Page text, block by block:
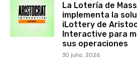
La Lotería de
implementa la
iLottery de
Interactive para
sus operaciones
30 julio, 2026